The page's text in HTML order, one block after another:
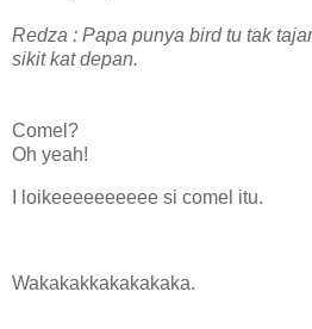
Redza : Papa punya bird tu tak
sikit kat depan.
Comel?
Oh yeah!
I loikeeeeeeeeee si comel itu.
Wakakakkakakakaka.